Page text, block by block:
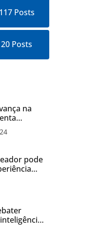
117Posts
20 Posts
na
Goiás
pode